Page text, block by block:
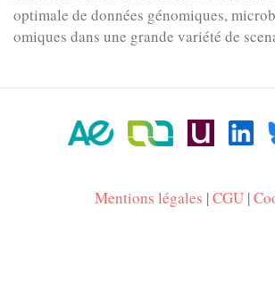
optimale de données génomiques,
omiques dans une grande variété de
Mentions légales |CGU |